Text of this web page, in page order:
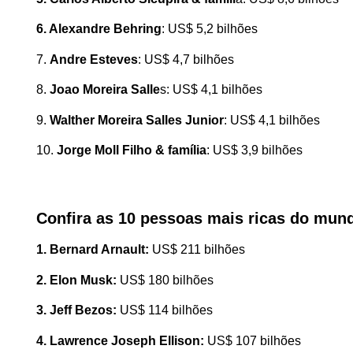
6. Alexandre Behring: US$ 5,2 bilhões
7.Andre Esteves: US$ 4,7 bilhões
8.Joao Moreira Salles: US$ 4,1 bilhões
9.Walther Moreira Salles Junior: US$ 4,1 bilhões
10.Jorge Moll Filho & família: US$ 3,9 bilhões
Confira as 10 pessoas mais ricas do
1. Bernard Arnault: US$ 211 bilhões
2. Elon Musk: US$ 180 bilhões
3. Jeff Bezos: US$ 114 bilhões
4. Lawrence Joseph Ellison: US$ 107 bilhões